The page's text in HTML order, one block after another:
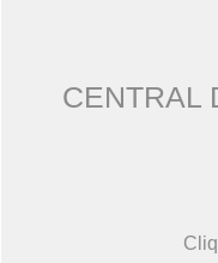
CENTRAL